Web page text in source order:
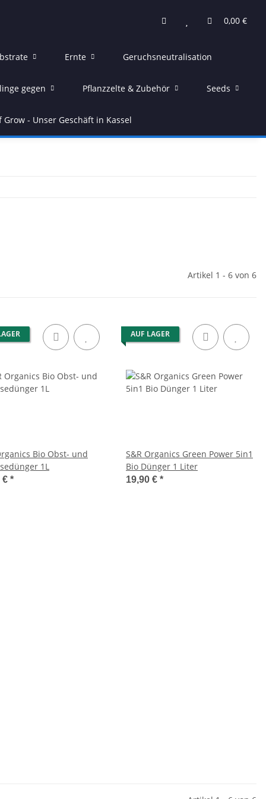
0,00 €
Ernte Geruchsneutralisation
gegen Pflanzzelte & Zubehör Seeds
Grow - Unser Geschäft in Kassel
Artikel 1 - 6 von 6
Bio Obst- und
1L
€ *
AUF LAGER
S&R Organics Green Power 5in1
Bio Dünger 1 Liter
19,90 € *